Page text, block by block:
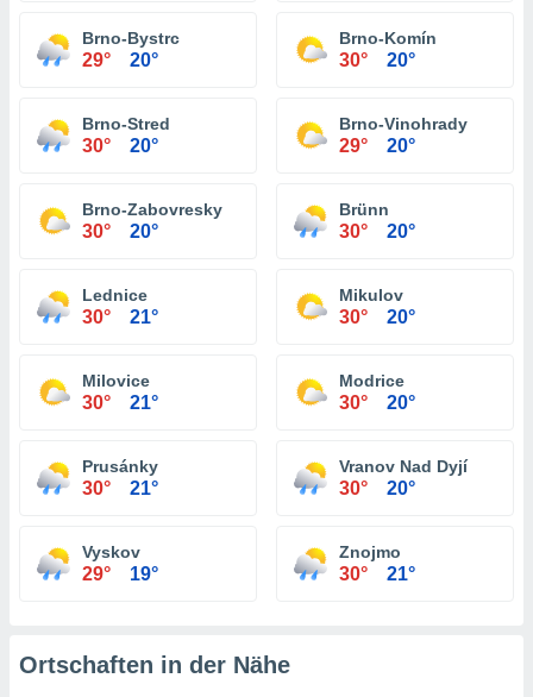
Brno-Bystrc
29° 20°
Brno-Komín
30° 20°
Brno-Stred
30° 20°
Brno-Vinohrady
29° 20°
Brno-Zabovresky
30° 20°
Brünn
30° 20°
Lednice
30° 21°
Mikulov
30° 20°
Milovice
30° 21°
Modrice
30° 20°
Prusánky
30° 21°
Vranov Nad Dyjí
30° 20°
Vyskov
29° 19°
Znojmo
30° 21°
Ortschaften in der Nähe